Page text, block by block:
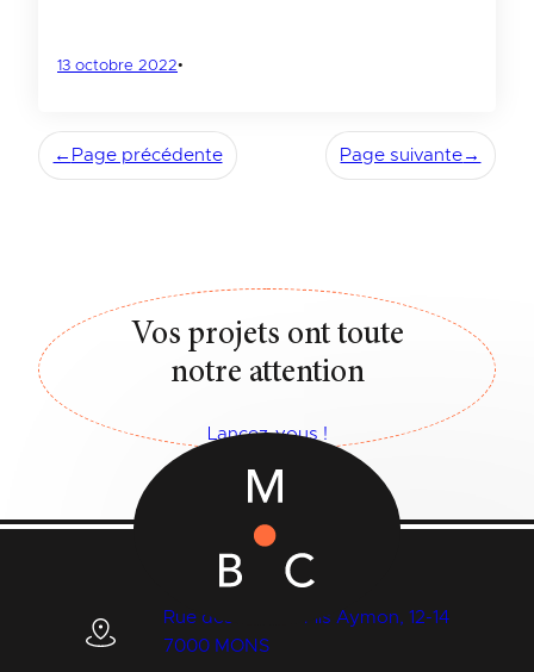
13 octobre 2022•
← Page précédente Page suivante →
Vos projets ont toute
notre attention
Lancez-vous !
Rue des Quatre Fils Aymon, 12-14
7000 MONS